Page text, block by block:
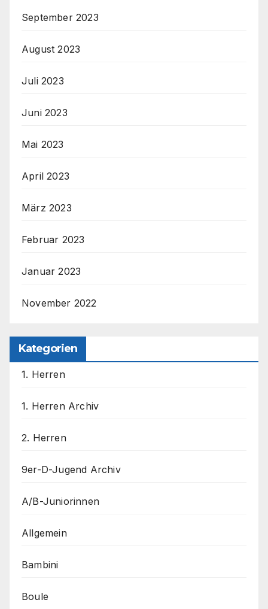
September 2023
August 2023
Juli 2023
Juni 2023
Mai 2023
April 2023
März 2023
Februar 2023
Januar 2023
November 2022
Kategorien
1. Herren
1. Herren Archiv
2. Herren
9er-D-Jugend Archiv
A/B-Juniorinnen
Allgemein
Bambini
Boule